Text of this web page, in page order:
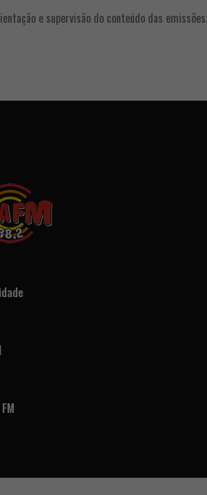
e supervisão do conteúdo das